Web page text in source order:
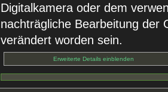
Digitalkamera oder dem
nachträgliche Bearbeitung der
verändert worden sein.
Erweiterte Details einblenden